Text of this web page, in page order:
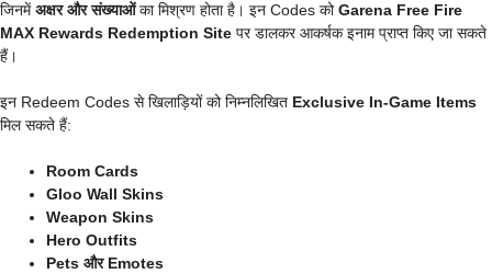
जिनमेंअक्षर और संख्याओंका मिश्रण होता है। इन Codes कोGarena Free Fire
MAX Rewards Redemption Site पर डालकर आकर्षक इनाम प्राप्त किए जा सकते
हैं।
इन Redeem Codes से खिलाड़ियों को निम्नलिखित Exclusive In-Game Items
मिल सकते हैं:
Room Cards
Gloo Wall Skins
Weapon Skins
Hero Outfits
Pets और Emotes